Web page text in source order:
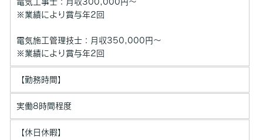
※業績により賞与年2回
電気施工管理技士：月収350,000円～
※業績により賞与年2回
【勤務時間】
実働8時間程度
【休日休暇】